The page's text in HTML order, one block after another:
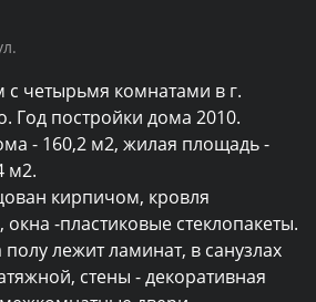
четырьмя комнатами в г.
Год постройки дома 2010.
- 160,2 м2, жилая площадь -
м2.
кирпичом, кровля
-пластиковые стеклопакеты.
лежит ламинат, в санузлах
стены - декоративная